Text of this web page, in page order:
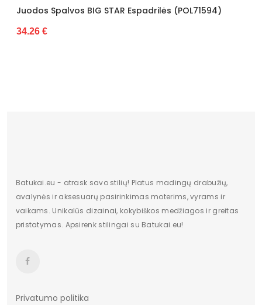
padas
Valdiklis -
Būklė Nauja
Juodos Spalvos BIG STAR Espadrilės (POL71594)
34.26 €
Batukai.eu - atrask savo stilių! Platus madingų drabužių,
avalynės ir aksesuarų pasirinkimas moterims, vyrams ir
vaikams. Unikalūs dizainai, kokybiškos medžiagos ir greitas
pristatymas. Apsirenk stilingai su Batukai.eu!
Privatumo politika